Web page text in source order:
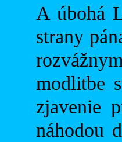
A úbohá
strany
modlitbe
zjavenie
náhodou